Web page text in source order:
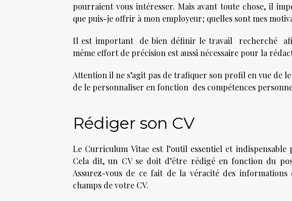
pourraient vous intéresser. Mais avant toute chose, il
que puis-je offrir à mon employeur ; quelles sont mes
Il est important de bien définir le travail recherché
même effort de précision est aussi nécessaire pour la
Attention il ne s’agit pas de trafiquer son profil en vue de
de le personnaliser en fonction des compétences
Rédiger son CV
Le Curriculum Vitae est l’outil essentiel et
Cela dit, un CV se doit d’être rédigé en fonction du
Assurez-vous de ce fait de la véracité des
champs de votre CV.